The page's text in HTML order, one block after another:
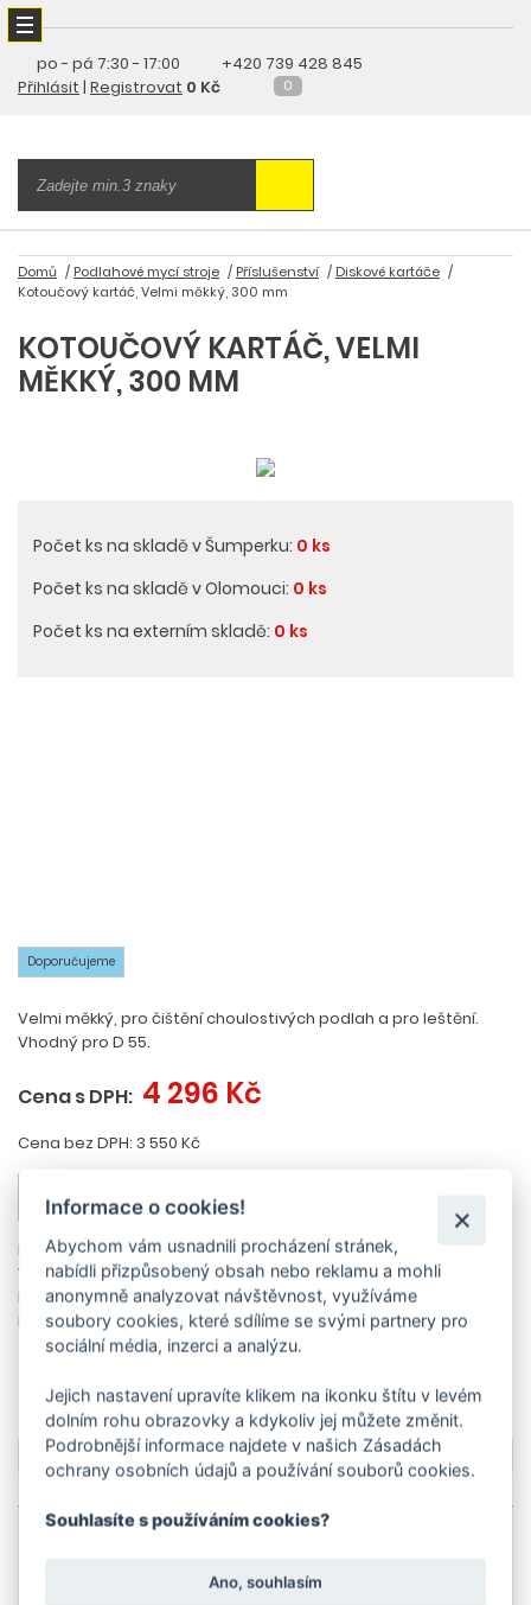
po - pá 7:30 - 17:00
+420 739 428 845
Přihlásit | Registrovat 0 Kč 0
Domů Podlahové mycí stroje Příslušenství
Diskové kartáče
Kotoučový kartáč, Velmi měkký, 300 mm
KOTOUČOVÝ KARTÁČ, VELMI
MĚKKÝ, 300 MM
Počet ks na skladě v Šumperku: 0 ks
Počet ks na skladě v Olomouci: 0 ks
Počet ks na externím skladě: 0 ks
Doporučujeme
Velmi měkký, pro čištění choulostivých podlah a pro leštění.
Vhodný pro D 55.
Cena s DPH: 4 296 Kč
Cena bez DPH: 3 550 Kč
PŘIDAT DO KOŠÍKU
Dostupnost:1-2 dny
Výrobce: Kärcher
Kód zboží: 49050150
EAN: 4039784346697
Více o produktu
Informace o cookies!
Abychom vám usnadnili procházení stránek,
nabídli přizpůsobený obsah nebo reklamu a mohli
anonymně analyzovat návštěvnost, využíváme
soubory cookies, které sdílíme se svými partnery pro
sociální média, inzerci a analýzu.
Jejich nastavení upravíte klikem na ikonku štítu v levém
dolním rohu obrazovky a kdykoliv jej můžete změnit.
Podrobnější informace najdete v našich Zásadách
ochrany osobních údajů a používání souborů cookies.
Souhlasíte s používáním cookies?
Ano, souhlasím